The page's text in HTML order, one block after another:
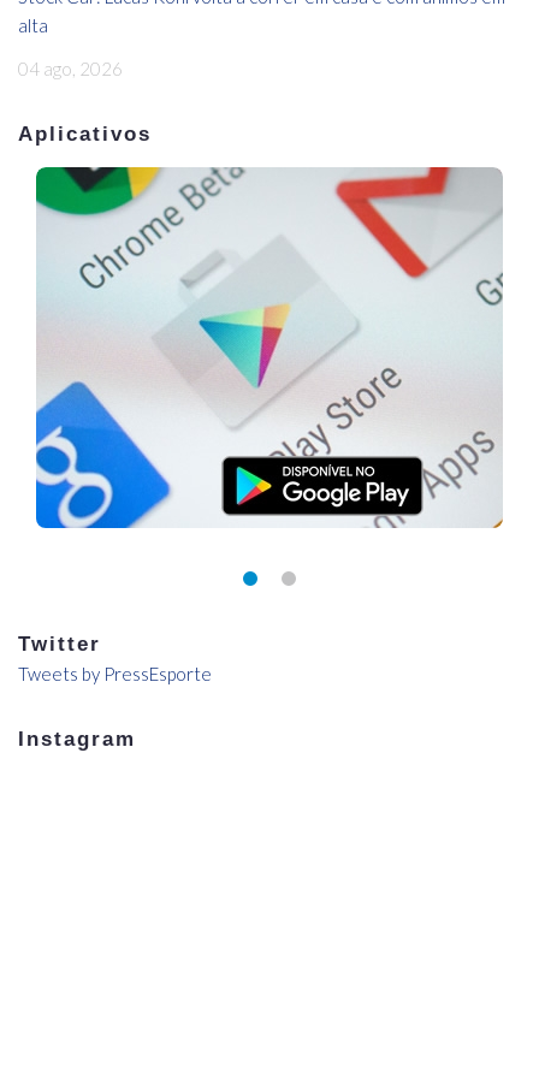
alta
04 ago, 2026
Aplicativos
Twitter
Tweets by PressEsporte
Instagram